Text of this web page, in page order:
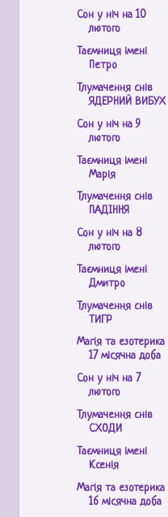
Сон у ніч на 10
лютого
Таємниця імені
Петро
Тлумачення снів
ЯДЕРНИЙ ВИБУХ
Сон у ніч на 9
лютого
Таємниця імені
Марія
Тлумачення снів
ПАДІННЯ
Сон у ніч на 8
лютого
Таємниця імені
Дмитро
Тлумачення снів
ТИГР
Магія та езотерика
17 місячна доба
Сон у ніч на 7
лютого
Тлумачення снів
СХОДИ
Таємниця імені
Ксенія
Магія та езотерика
16 місячна доба